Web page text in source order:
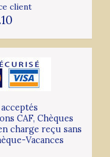
client
CAF, Chèques
charge reçu sans
Vacances